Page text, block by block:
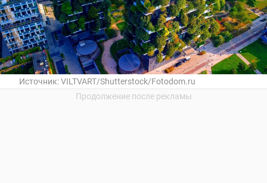
Источник:VILTVART/Shutterstock/Fotodom.ru